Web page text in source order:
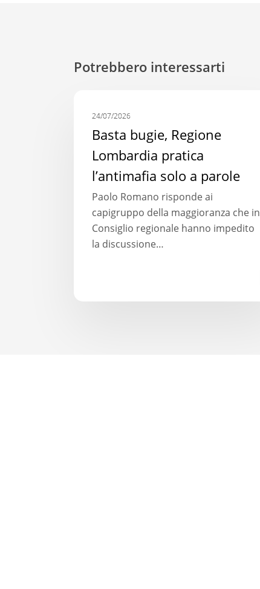
Potrebbero interessarti
bugie,
Regione
pratica
l’antimafia
parole
24/07/2026
Basta bugie, Regione
Lombardia pratica
l’antimafia solo a parole
Paolo Romano risponde ai
capigruppo della maggioranza che in
Consiglio regionale hanno impedito
la discussione…